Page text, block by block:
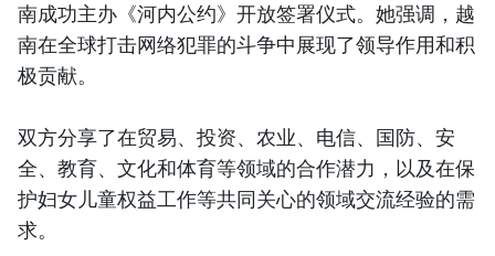
南成功主办《河内公约》开放签署仪式。她强调，越
南在全球打击网络犯罪的斗争中展现了领导作用和积
极贡献。
双方分享了在贸易、投资、农业、电信、国防、安
全、教育、文化和体育等领域的合作潜力，以及在保
护妇女儿童权益工作等共同关心的领域交流经验的需
求。